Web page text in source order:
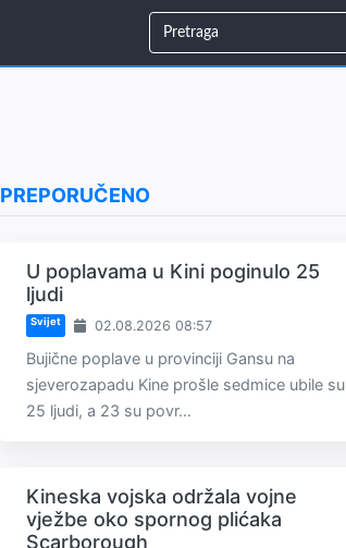
PREPORUČENO
U poplavama u Kini poginulo 25
ljudi
Svijet 02.08.2026 08:57
Bujične poplave u provinciji Gansu na
sjeverozapadu Kine prošle sedmice ubile su
25 ljudi, a 23 su povr...
Kineska vojska održala vojne
vježbe oko spornog plićaka
Scarborough